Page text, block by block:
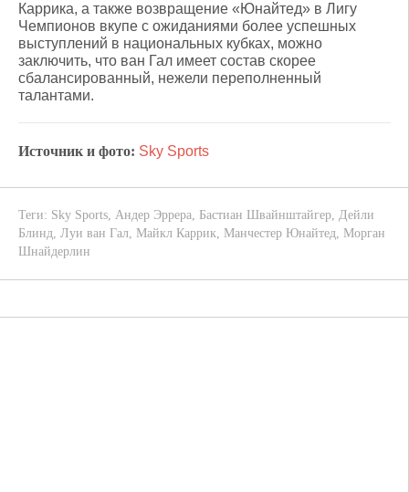
Каррика, а также возвращение «Юнайтед» в Лигу
Чемпионов вкупе с ожиданиями более успешных
выступлений в национальных кубках, можно
заключить, что ван Гал имеет состав скорее
сбалансированный, нежели переполненный
талантами.
Источник и фото: Sky Sports
Теги: Sky Sports, Андер Эррера, Бастиан Швайнштайгер, Дейли
Блинд, Луи ван Гал, Майкл Каррик, Манчестер Юнайтед, Морган
Шнайдерлин